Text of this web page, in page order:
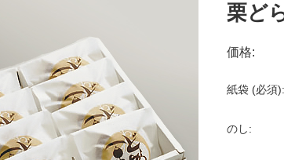
栗ど
価格:
紙袋 (必須):
のし: